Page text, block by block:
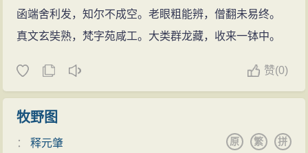
函端舍利发，知尔不成空。老眼粗能辨，僧翻未易终。
真文玄奘熟，梵字苑咸工。大类群龙藏，收来一钵中。
赞(0)
牧野图
：释元肇 拼
繁
原